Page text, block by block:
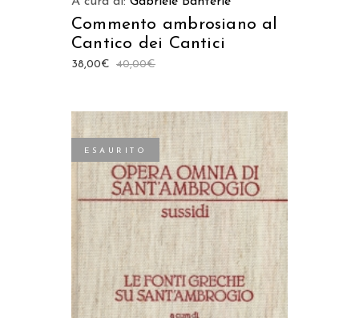
Commento ambrosiano al
Cantico dei Cantici
40,00€
38,00€
ESAURITO
LEGGI TUTTO